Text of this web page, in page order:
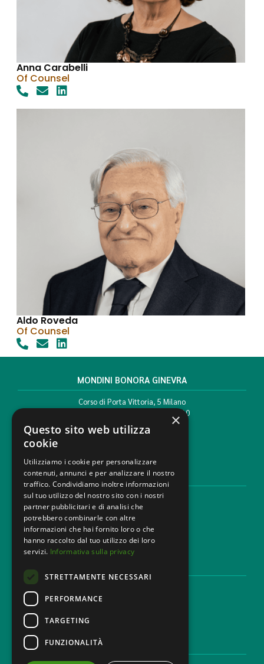
Anna Carabelli
Of Counsel
Aldo Roveda
Of Counsel
MONDINI BONORA GINEVRA
Corso di Porta Vittoria, 5 Milano
T. +39 02 777351 F. +39 02 784510
info@mbg.legal
AREE LEGALI
Aree di Competenza
Settori
Studio legale
Contatti
×
Questo sito web utilizza
cookie
Utilizziamo i cookie per personalizzare
contenuti, annunci e per analizzare il nostro
traffico. Condividiamo inoltre informazioni
sul tuo utilizzo del nostro sito con i nostri
partner pubblicitari e di analisi che
potrebbero combinarle con altre
informazioni che hai fornito loro o che
hanno raccolto dal tuo utilizzo dei loro
servizi. Informativa sulla privacy
STRETTAMENTE NECESSARI
PERFORMANCE
TARGETING
FUNZIONALITÀ